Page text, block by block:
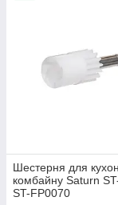
Шестерня для
комбайну Saturn
ST-FP0070